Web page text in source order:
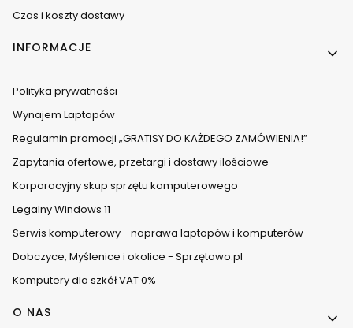
Czas i koszty dostawy
INFORMACJE
Polityka prywatności
Wynajem Laptopów
Regulamin promocji „GRATISY DO KAŻDEGO ZAMÓWIENIA!”
Zapytania ofertowe, przetargi i dostawy ilościowe
Korporacyjny skup sprzętu komputerowego
Legalny Windows 11
Serwis komputerowy - naprawa laptopów i komputerów
Dobczyce, Myślenice i okolice - Sprzętowo.pl
Komputery dla szkół VAT 0%
O NAS